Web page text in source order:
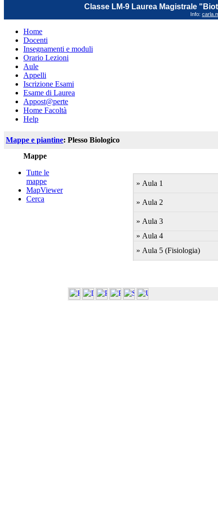
Classe LM-9 Laurea Magistrale
Info:
Home
Docenti
Insegnamenti e moduli
Orario Lezioni
Aule
Appelli
Iscrizione Esami
Esame di Laurea
Appost@perte
Home Facoltà
Help
Mappe e piantine: Plesso Biologico
Mappe
Tutte le
mappe
MapViewer
Cerca
» Aula 1
» Aula 2
» Aula 3
» Aula 4
» Aula 5 (Fisiologia)